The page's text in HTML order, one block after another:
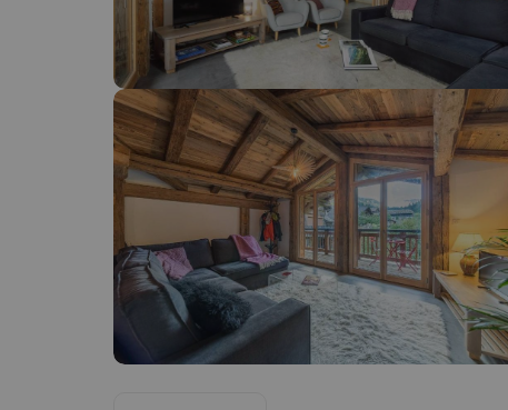
¡Vaya! No hemos encontrado ningún
¡Vaya! Parece que nuestro buscador ha